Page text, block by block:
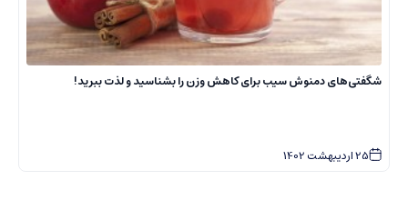
شگفتی‌های دمنوش سیب برای کاهش وزن را بشناسید و لذت ببرید!
25اردیبهشت1402